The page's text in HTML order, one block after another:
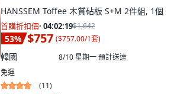
HANSSEM Toffee 木質砧板 S+M 2件組, 1個
首購折扣價· 04:02:18$1,642
53% $757 ($757.00/1套)
韓國 8/10 星期一預計送達
免運
(11)